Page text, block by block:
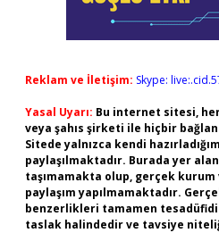
Reklam ve İletişim: Skype:
Yasal Uyarı: Bu internet sitesi,
veya şahıs şirketi ile hiçbir
Sitede yalnızca kendi
paylaşılmaktadır. Burada yer
taşımamakta olup, gerçek kurum
paylaşım yapılmamaktadır.
benzerlikleri tamamen
taslak halindedir ve tavsiye